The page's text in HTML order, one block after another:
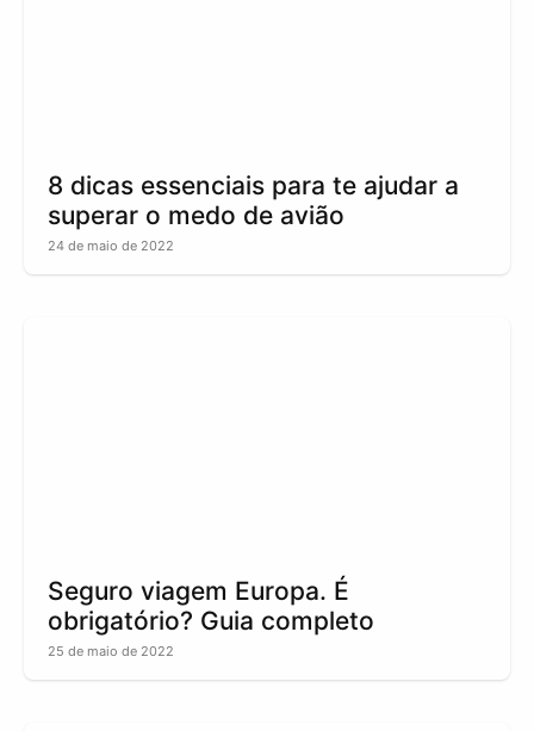
8 dicas essenciais para te ajudar a
superar o medo de avião
24 de maio de 2022
Seguro viagem Europa. É
obrigatório? Guia completo
25 de maio de 2022